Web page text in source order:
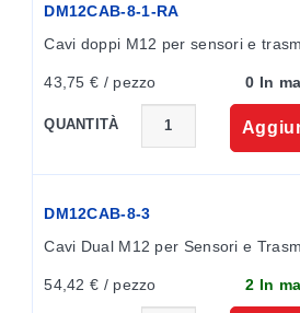
DM12CAB-8-1-RA
Cavi doppi M12 per sensori e
43,75 € / pezzo 0 In
QUANTITÀ
DM12CAB-8-3
Cavi Dual M12 per Sensori e
54,42 € / pezzo 2 In